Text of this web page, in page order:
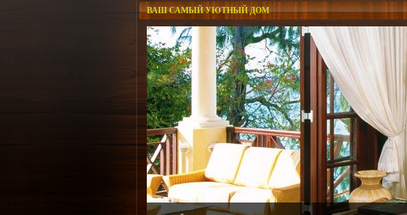
ВАШ САМЫЙ УЮТНЫЙ ДОМ